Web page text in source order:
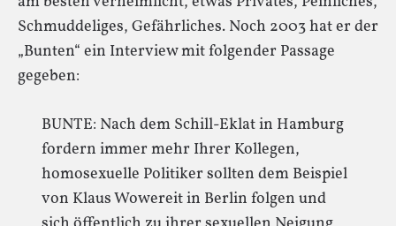
Schmuddeliges, Gefährliches. Noch 2003 hat er der
„Bunten“ ein Interview mit folgender Passage
gegeben:
BUNTE: Nach dem Schill-Eklat in Hamburg
fordern immer mehr Ihrer Kollegen,
homosexuelle Politiker sollten dem Beispiel
von Klaus Wowereit in Berlin folgen und